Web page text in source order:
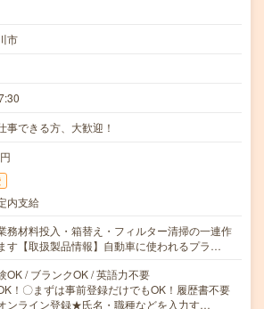
市
事できる方、大歓迎！
内支給
務材料投入・箱替え・フィルター清掃の一連作
す【取扱製品情報】自動車に使われるプラ…
OK / ブランクOK / 英語力不要
！〇まずは事前登録だけでもOK！履歴書不要
ンライン登録★氏名・職種などを入力す…